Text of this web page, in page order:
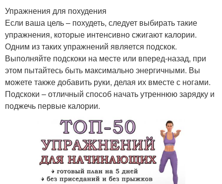
Упражнения для похудения
Если ваша цель – похудеть, следует выбирать такие
упражнения, которые интенсивно сжигают калории.
Одним из таких упражнений является подскок.
Выполняйте подскоки на месте или вперед-назад, при
этом пытайтесь быть максимально энергичными. Вы
можете также добавить руки, делая их вместе с ногами.
Подскоки – отличный способ начать утреннюю зарядку и
поджечь первые калории.